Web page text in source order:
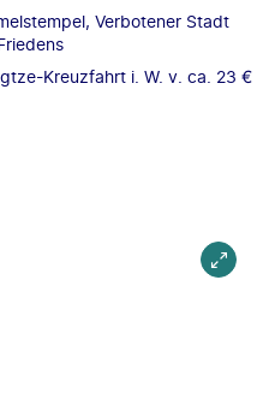
Verbotener Stadt
Kreuzfahrt i. W. v. ca. 23 €